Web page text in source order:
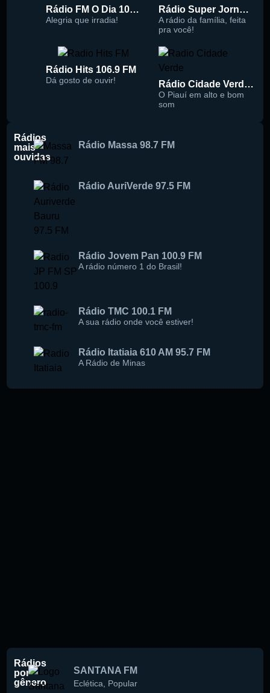
Rádio FM O Dia 100.5
Alegria que irradia!
Rádio Super Jornal 105.7 FM
A rádio da família, feita
pra você!
Rádio Hits 106.9 FM
Dá gosto de ouvir! Rádio Cidade Verde 93.5 FM
O Piauí em alto e bom
som
Rádios
mais
ouvidas
Rádio Massa 98.7 FM
Rádio AuriVerde 97.5 FM
Rádio Jovem Pan 100.9 FM
A rádio número 1 do Brasil!
Rádio TMC 100.1 FM
A sua rádio onde você estiver!
Rádio Itatiaia 610 AM 95.7 FM
A Rádio de Minas
Rádios
por
gênero
SANTANA FM
Eclética, Popular